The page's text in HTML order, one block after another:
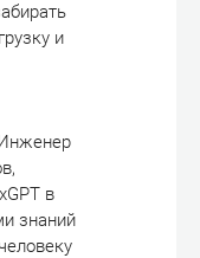
и
в
знаний